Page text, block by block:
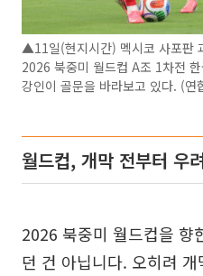
▲11일(현지시간) 멕시코 사포판
2026 북중미 월드컵 A조 1차전
강인이 골문을 바라보고 있다. (연
월드컵, 개막 전부터 우
2026 북중미 월드컵을 향
던 건 아닙니다. 오히려